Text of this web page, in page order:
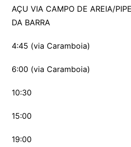
AÇU VIA CAMPO DE AREIA/
DA BARRA
4:45 (via Caramboia)
6:00 (via Caramboia)
10:30
15:00
19:00